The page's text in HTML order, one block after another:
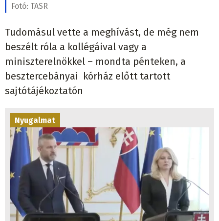
Fotó: TASR
Tudomásul vette a meghívást, de még nem
beszélt róla a kollégáival vagy a
miniszterelnökkel – mondta pénteken, a
besztercebányai kórház előtt tartott
sajtótájékoztatón
Nyugalmat